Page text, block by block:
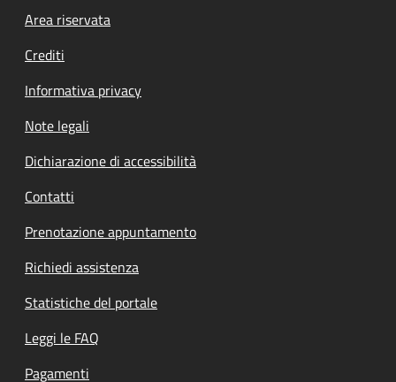
Footer menu
Area riservata
Crediti
Informativa privacy
Note legali
Dichiarazione di accessibilità
Contatti
Prenotazione appuntamento
Richiedi assistenza
Statistiche del portale
Leggi le FAQ
Pagamenti